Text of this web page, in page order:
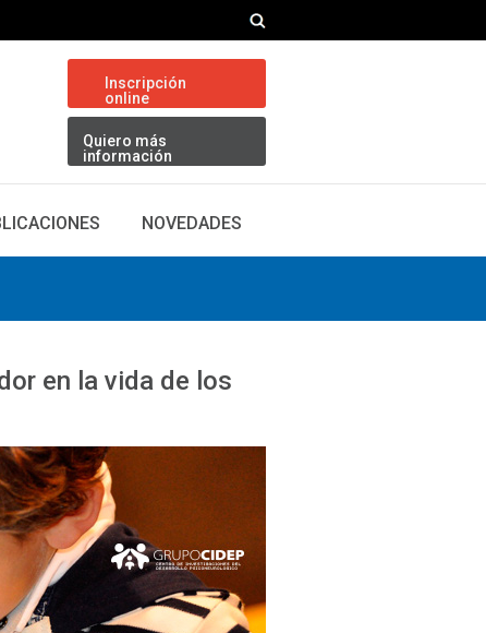
Inscripción
online
Quiero más
información
NOVEDADES
en la vida de los